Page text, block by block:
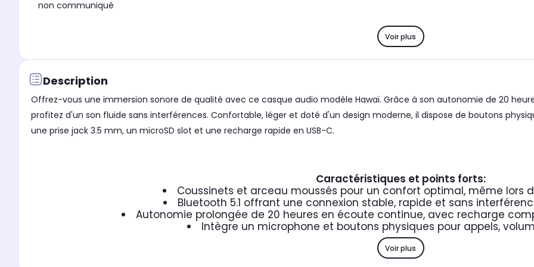
non communiqué
Voir plus
Description
Offrez-vous une immersion sonore de qualité avec ce casque audio modèle Hawaï. Grâce à son autonomie de 20
profitez d'un son fluide sans interférences. Confortable, léger et doté d'un design moderne, il dispose de boutons
une prise jack 3.5 mm, un microSD slot et une recharge rapide en USB-C.
Caractéristiques et points forts:
Coussinets et arceau moussés pour un confort optimal, même lors
Bluetooth 5.1 offrant une connexion stable, rapide et sans
Autonomie prolongée de 20 heures en écoute continue, avec recharge
Intègre un microphone et boutons physiques pour appels,
Voir plus